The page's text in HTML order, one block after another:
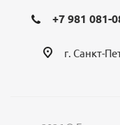
+7 981 081-
г. Санкт-